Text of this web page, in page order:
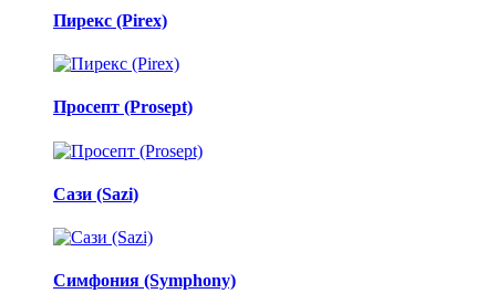
Пирекс (Pirex)
Просепт (Prosept)
Сази (Sazi)
Симфония (Symphony)